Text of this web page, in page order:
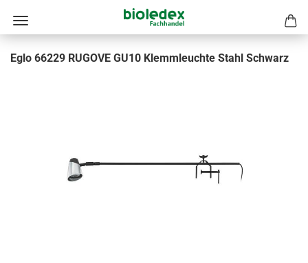
Eglo 66229 RUGOVE GU10 Klemmleuchte Stahl Schwarz